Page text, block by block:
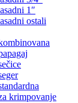
1″
ostali
krimpovanje